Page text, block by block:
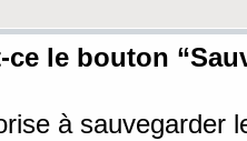
ce le bouton
à sauvegarder